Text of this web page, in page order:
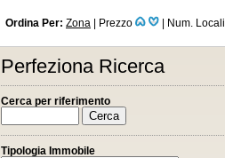
Ordina Per: Zona Prezzo Num. Locali
Perfeziona Ricerca
Cerca per riferimento
Tipologia Immobile